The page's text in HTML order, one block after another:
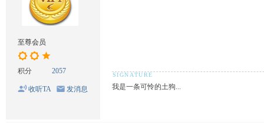
至尊会员
积分 2057
收听TA 发消息 我是一条可怜的土狗...